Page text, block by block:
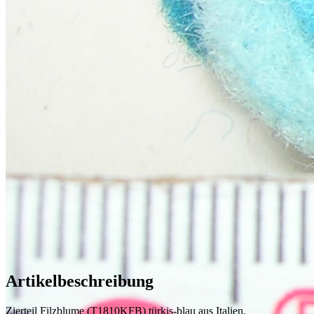
Artikelbeschreibung
Zierteil Filzblume (T1810KFB) türkis-blau aus Italien.